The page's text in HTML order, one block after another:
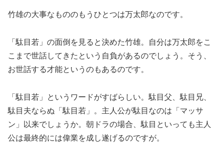
竹雄の大事なもののもうひとつは万太郎なのです。
「駄目若」の面倒を見ると決めた竹雄。自分は万太郎をこ
こまで世話してきたという自負があるのでしょう。そう、
お世話する才能というのもあるのです。
「駄目若」というワードがすばらしい。駄目父、駄目兄、
駄目夫ならぬ「駄目若」。主人公が駄目なのは「マッサ
ン」以来でしょうか。朝ドラの場合、駄目といっても主人
公は最終的には偉業を成し遂げるのですが。